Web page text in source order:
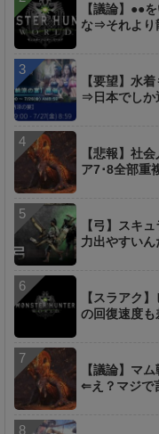
【議論】●●
な⇒それより
【要望】水
⇒日本でしか
【悲報】社
ア7･8全部重
【弓】スキ
力出やすいん
【スラアク
の回復速度も
【議論】マ
⇐え？マジで